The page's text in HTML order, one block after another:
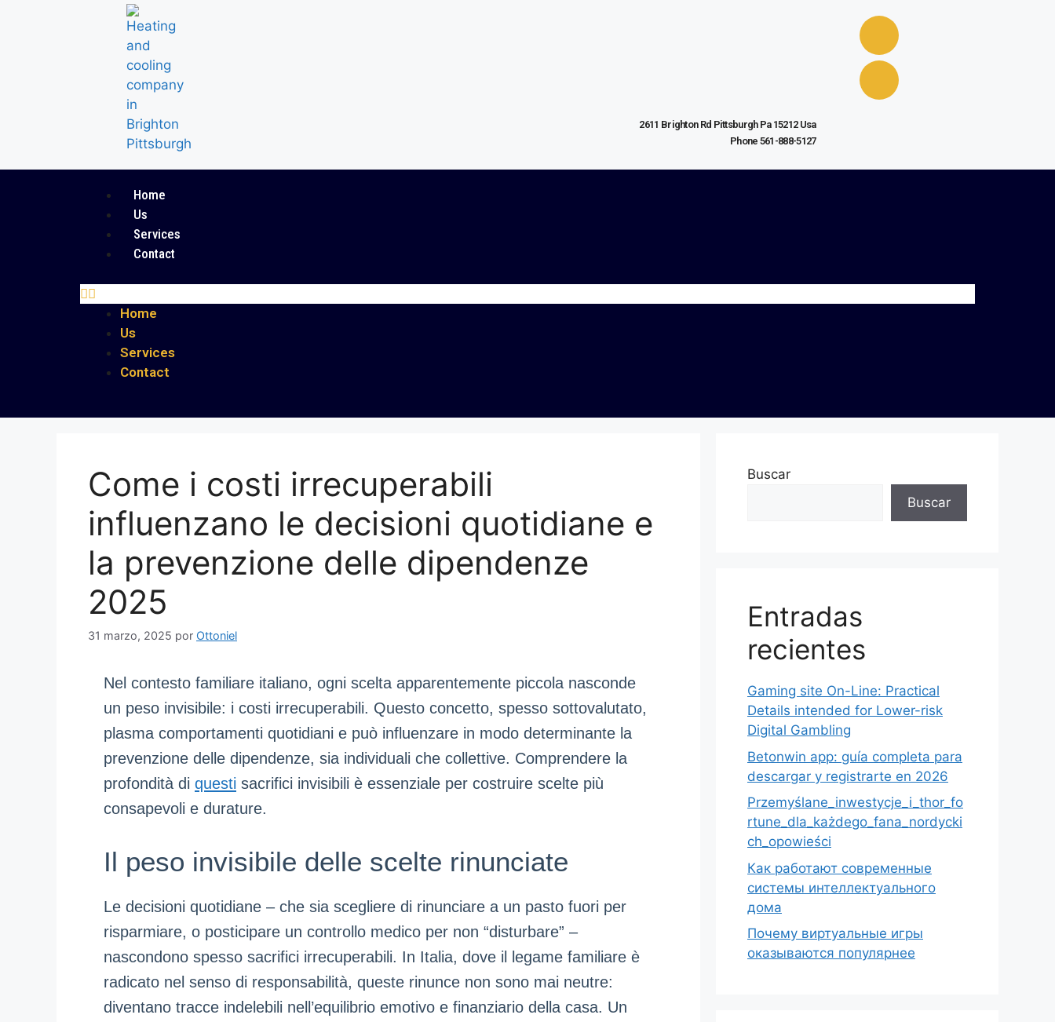
2611 Brighton Rd Pittsburgh Pa 15212 Usa
Phone 561-888-5127
Home
Us
Services
Contact
Home
Us
Services
Contact
Come i costi irrecuperabili
influenzano le decisioni quotidiane e
la prevenzione delle dipendenze
2025
31 marzo, 2025 por Ottoniel
Nel contesto familiare italiano, ogni scelta apparentemente piccola nasconde
un peso invisibile: i costi irrecuperabili. Questo concetto, spesso sottovalutato,
plasma comportamenti quotidiani e può influenzare in modo determinante la
prevenzione delle dipendenze, sia individuali che collettive. Comprendere la
profondità di questi sacrifici invisibili è essenziale per costruire scelte più
consapevoli e durature.
Il peso invisibile delle scelte rinunciate
Le decisioni quotidiane – che sia scegliere di rinunciare a un pasto fuori per
risparmiare, o posticipare un controllo medico per non “disturbare” –
nascondono spesso sacrifici irrecuperabili. In Italia, dove il legame familiare è
radicato nel senso di responsabilità, queste rinunce non sono mai neutre:
diventano tracce indelebili nell’equilibrio emotivo e finanziario della casa. Un
Buscar
Buscar
Entradas
recientes
Gaming site On-Line: Practical
Details intended for Lower-risk
Digital Gambling
Betonwin app: guía completa para
descargar y registrarte en 2026
Przemyślane_inwestycje_i_thor_fo
rtune_dla_każdego_fana_nordycki
ch_opowieści
Как работают современные
системы интеллектуального
дома
Почему виртуальные игры
оказываются популярнее